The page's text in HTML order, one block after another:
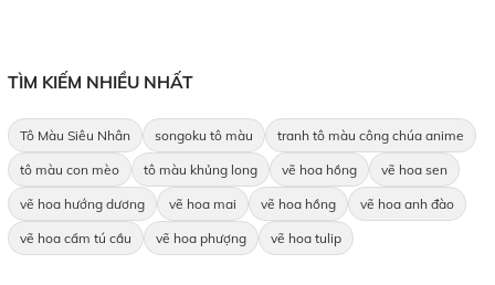
TÌM KIẾM NHIỀU NHẤT
Tô Màu Siêu Nhân songoku tô màu tranh tô màu công chúa anime
tô màu con mèo tô màu khủng long vẽ hoa hồng vẽ hoa sen
vẽ hoa hướng dương vẽ hoa mai vẽ hoa hồng vẽ hoa anh đào
vẽ hoa cẩm tú cầu vẽ hoa phượng vẽ hoa tulip